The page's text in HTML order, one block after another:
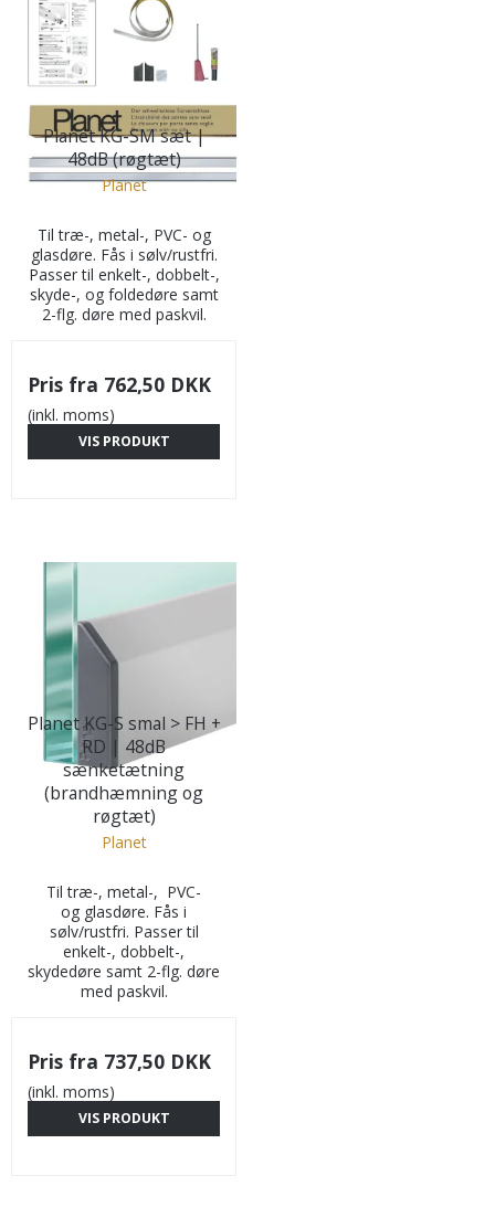
Planet KG-SM sæt |
48dB (røgtæt)
Planet
Til træ-, metal-, PVC- og
glasdøre. Fås i sølv/rustfri.
Passer til enkelt-, dobbelt-,
skyde-, og foldedøre samt
2-flg. døre med paskvil.
Pris fra 762,50 DKK
(inkl. moms)
VIS PRODUKT
Planet KG-S smal > FH +
RD | 48dB
sænketætning
(brandhæmning og
røgtæt)
Planet
Til træ-, metal-, PVC-
og glasdøre. Fås i
sølv/rustfri. Passer til
enkelt-, dobbelt-,
skydedøre samt 2-flg. døre
med paskvil.
Pris fra 737,50 DKK
(inkl. moms)
VIS PRODUKT